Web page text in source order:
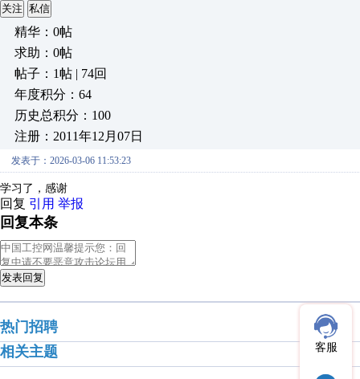
关注 私信
精华：0帖
求助：0帖
帖子：1帖 | 74回
年度积分：64
历史总积分：100
注册：2011年12月07日
发表于：2026-03-06 11:53:23
学习了，感谢
回复 引用 举报
回复本条
发表回复
热门招聘
相关主题
客服